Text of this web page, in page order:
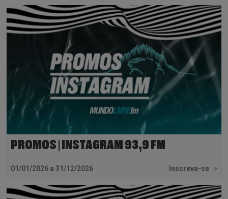
PROMOS | INSTAGRAM 93,9 FM
01/01/2026 a 31/12/2026 Inscreva-se >